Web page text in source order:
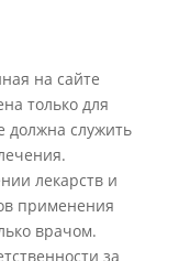
на сайте
только для
должна служить
лекарств и
применения
врачом.
за